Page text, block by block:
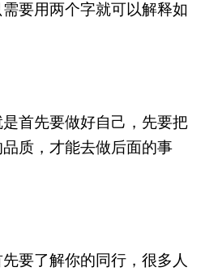
要用两个字就可以解释如
首先要做好自己，先要把
质，才能去做后面的事
要了解你的同行，很多人